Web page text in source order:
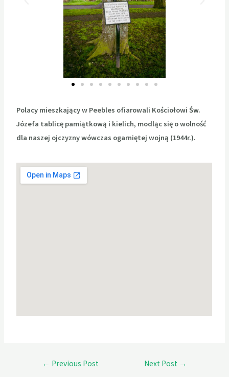
Polacy mieszkający w Peebles ofiarowali Kościołowi Św.
Józefa tablicę pamiątkową i kielich, modląc się o wolność
dla naszej ojczyzny wówczas ogarniętej wojną (1944r.).
← Previous Post Next Post →